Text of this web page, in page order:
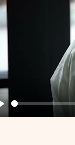
Play